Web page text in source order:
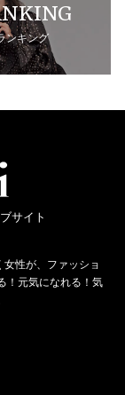
ンキング
サイト
性が、ファッショ
！元気になれる！気